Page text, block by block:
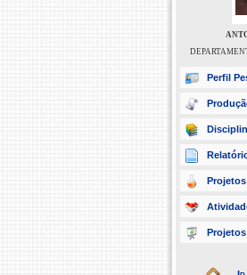
Perfil